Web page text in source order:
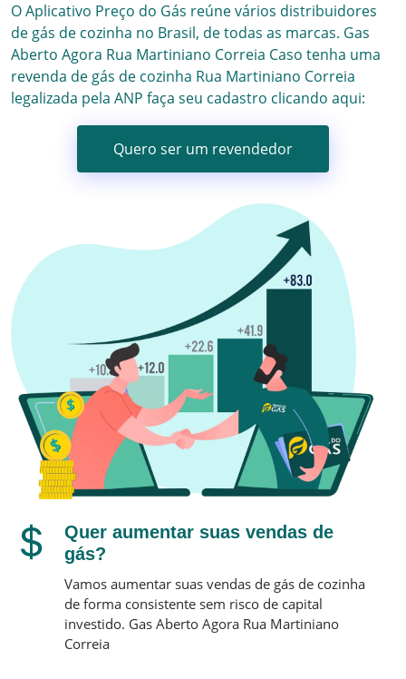
O Aplicativo Preço do Gás reúne vários distribuidores
de gás de cozinha no Brasil, de todas as marcas. Gas
Aberto Agora Rua Martiniano Correia Caso tenha uma
revenda de gás de cozinha Rua Martiniano Correia
legalizada pela ANP faça seu cadastro clicando aqui:
Quero ser um revendedor
Quer aumentar suas vendas de
gás?
Vamos aumentar suas vendas de gás de cozinha
de forma consistente sem risco de capital
investido. Gas Aberto Agora Rua Martiniano
Correia